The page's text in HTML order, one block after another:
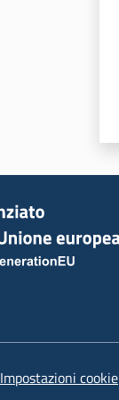
Impostazioni cookie